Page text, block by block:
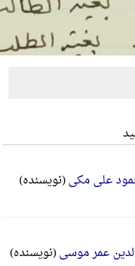
علی مکی(نویسنده)
عمر موسی(نویسنده)